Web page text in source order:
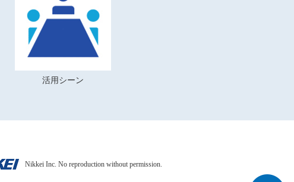
活用シーン
Nikkei Inc. No reproduction without permission.